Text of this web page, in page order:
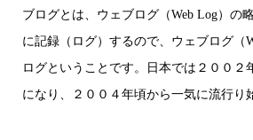
ブログとは、ウェブログ（Web Log）の
に記録（ログ）するので、ウェブログ（
ログということです。日本では２００２
になり、２００４年頃から一気に流行り